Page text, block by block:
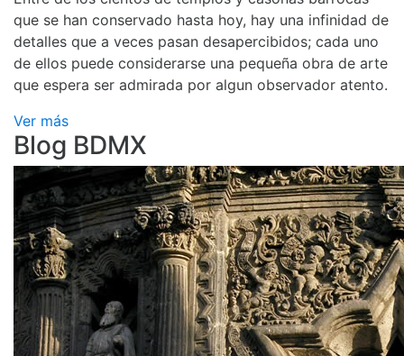
que se han conservado hasta hoy, hay una infinidad de
detalles que a veces pasan desapercibidos; cada uno
de ellos puede considerarse una pequeña obra de arte
que espera ser admirada por algun observador atento.
Ver más
Blog BDMX